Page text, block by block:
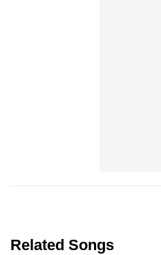
Related Songs